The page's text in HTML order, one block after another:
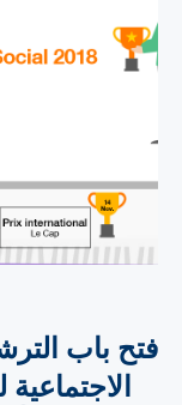
فتح باب